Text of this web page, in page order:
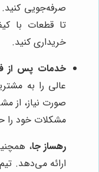
صرفه‌جویی
تا قطعات با
خریداری کنید.
خدمات پس از
عالی را به
صورت نیاز، از
مشکلات خود را
رهساز جا،
ارائه می‌دهد.